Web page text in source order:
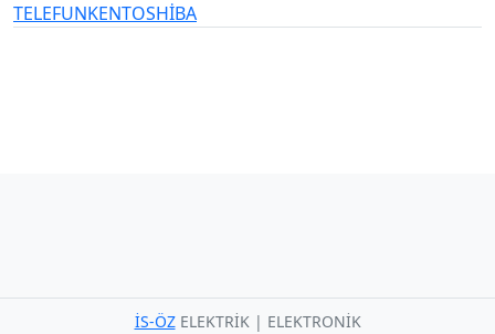
TELEFUNKENTOSHİBA
İS-ÖZELEKTRİK | ELEKTRONİK